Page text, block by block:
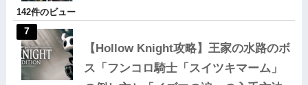
142件のビュー
【Hollow Knight攻略】王家の水路のボ
ス「フンコロ騎士「スイツキマーム」